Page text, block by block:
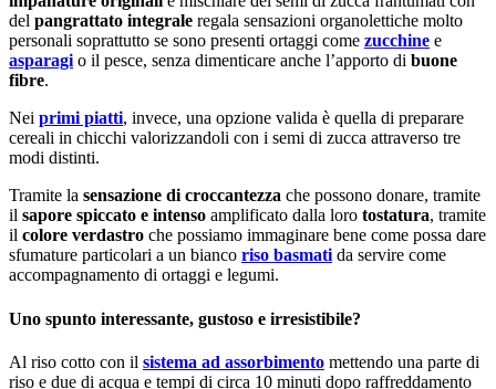
del pangrattato integrale regala sensazioni organolettiche molto
personali soprattutto se sono presenti ortaggi come zucchine e
asparagio il pesce, senza dimenticare anche l’apporto di buone
fibre.
Nei primi piatti, invece, una opzione valida è quella di preparare
cereali in chicchi valorizzandoli con i semi di zucca attraverso tre
modi distinti.
Tramite la sensazione di croccantezza che possono donare, tramite
il sapore spiccato e intenso amplificato dalla loro tostatura, tramite
il colore verdastro che possiamo immaginare bene come possa dare
sfumature particolari a un bianco riso basmatida servire come
accompagnamento di ortaggi e legumi.
Uno spunto interessante, gustoso e irresistibile?
Al riso cotto con il sistema ad assorbimento mettendo una parte di
riso e due di acqua e tempi di circa 10 minuti dopo raffreddamento